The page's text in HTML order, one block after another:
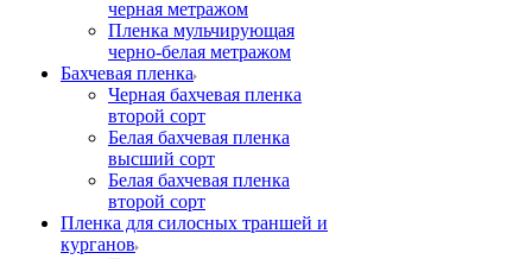
черная метражом
Пленка мульчирующая
черно-белая метражом
Бахчевая пленка
Черная бахчевая пленка
второй сорт
Белая бахчевая пленка
высший сорт
Белая бахчевая пленка
второй сорт
Пленка для силосных траншей и
курганов